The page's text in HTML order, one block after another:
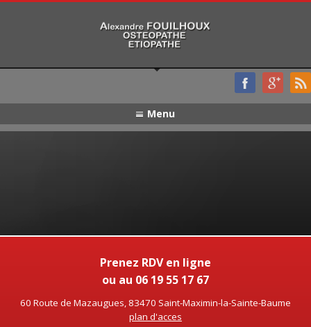
Menu
Prenez RDV en ligne
ou au 06 19 55 17 67
60 Route de Mazaugues, 83470 Saint-Maximin-la-Sainte-Baume
plan d'acces